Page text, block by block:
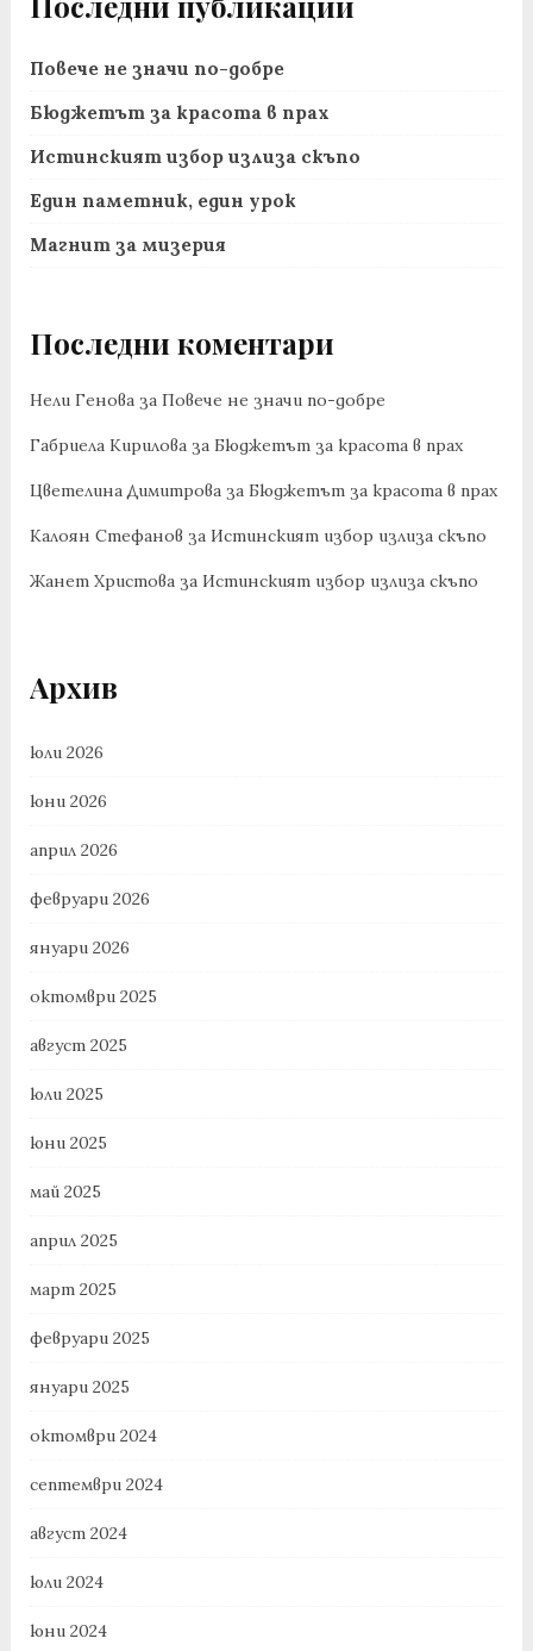
Повече не значи по-добре
Бюджетът за красота в прах
Истинският избор излиза скъпо
Един паметник, един урок
Магнит за мизерия
Последни коментари
Нели Генова за Повече не значи по-добре
Габриела Кирилова за Бюджетът за красота в прах
Цветелина Димитрова за Бюджетът за красота в прах
Калоян Стефанов за Истинският избор излиза скъпо
Жанет Христова за Истинският избор излиза скъпо
Архив
юли 2026
юни 2026
април 2026
февруари 2026
януари 2026
октомври 2025
август 2025
юли 2025
юни 2025
май 2025
април 2025
март 2025
февруари 2025
януари 2025
октомври 2024
септември 2024
август 2024
юли 2024
юни 2024